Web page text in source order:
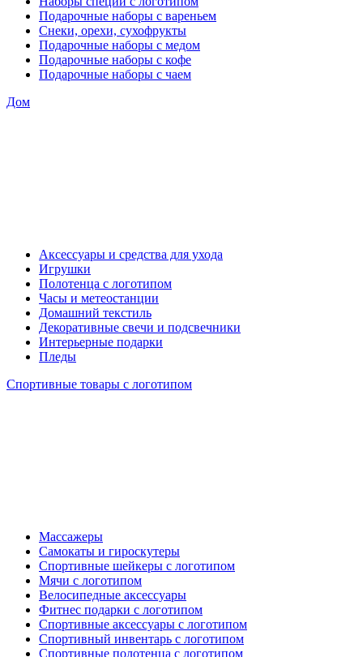
Подарочные наборы с вареньем
Снеки, орехи, сухофрукты
Подарочные наборы с медом
Подарочные наборы с кофе
Подарочные наборы с чаем
Дом
Аксессуары и средства для ухода
Игрушки
Полотенца с логотипом
Часы и метеостанции
Домашний текстиль
Декоративные свечи и подсвечники
Интерьерные подарки
Пледы
Спортивные товары с логотипом
Массажеры
Самокаты и гироскутеры
Спортивные шейкеры с логотипом
Мячи с логотипом
Велосипедные аксессуары
Фитнес подарки с логотипом
Спортивные аксессуары с логотипом
Спортивный инвентарь с логотипом
Спортивные полотенца с логотипом